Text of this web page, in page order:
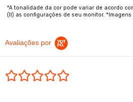
*A tonalidade da cor pode variar de acordo
(II) as configurações de seu monitor.
Avaliações por